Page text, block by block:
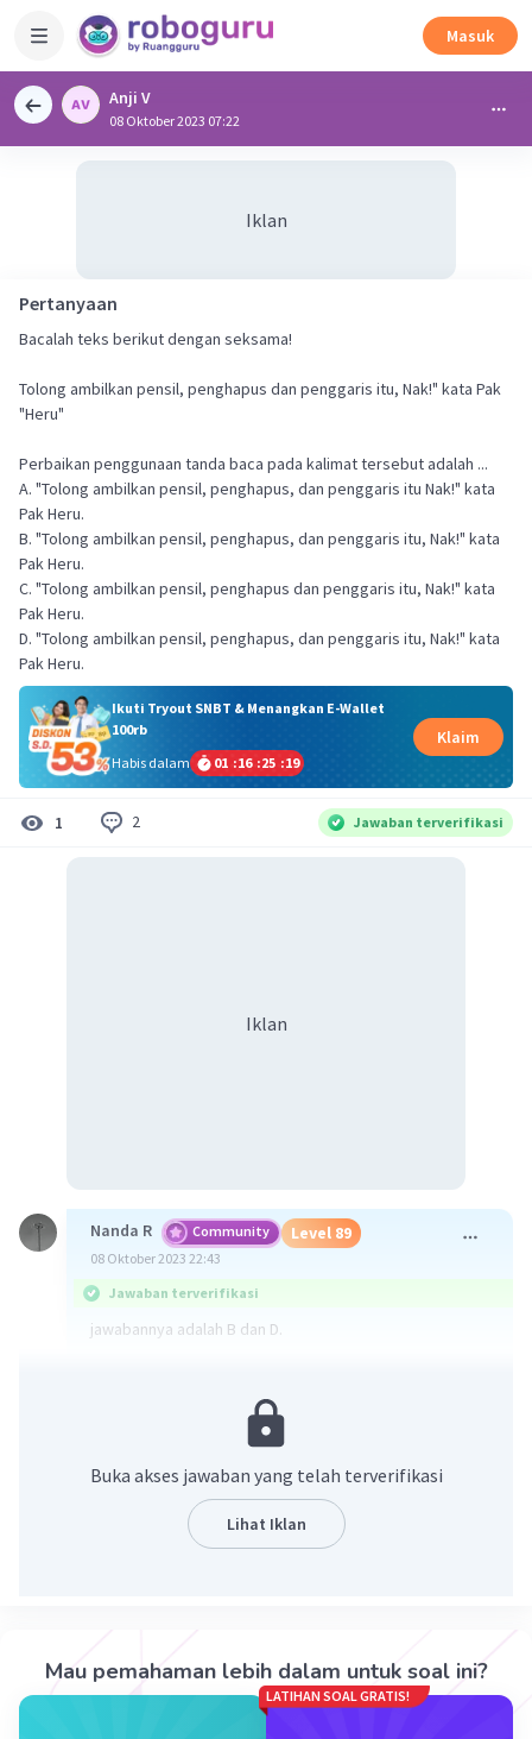
Masuk
Anji V
08 Oktober 2023 07:22
Iklan
Pertanyaan
Bacalah teks berikut dengan seksama!
Tolong ambilkan pensil, penghapus dan penggaris itu, Nak!" kata Pak
"Heru"
Perbaikan penggunaan tanda baca pada kalimat tersebut adalah ...
A. "Tolong ambilkan pensil, penghapus, dan penggaris itu Nak!" kata
Pak Heru.
B. "Tolong ambilkan pensil, penghapus, dan penggaris itu, Nak!" kata
Pak Heru.
C. "Tolong ambilkan pensil, penghapus dan penggaris itu, Nak!" kata
Pak Heru.
D. "Tolong ambilkan pensil, penghapus, dan penggaris itu, Nak!" kata
Pak Heru.
Ikuti Tryout SNBT & Menangkan E-Wallet
100rb
Habis dalam
01 :16 :25 :19
Klaim
1 2 Jawaban terverifikasi
Iklan
Nanda R Community Level 89
08 Oktober 2023 22:43
Jawaban terverifikasi
jawabannya adalah B dan D.
sebelum penulisan "dan".
Iklan
Community Level 73
B. "Tolong ambilkan pensil, penghapus, dan penggaris
Buka akses jawaban yang telah terverifikasi
Lihat Iklan
Mau pemahaman lebih dalam untuk soal ini?
LATIHAN SOAL GRATIS!